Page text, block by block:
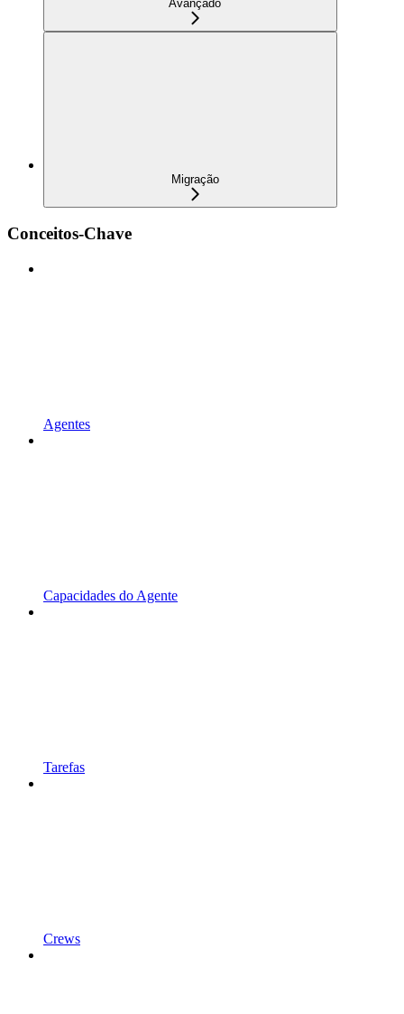
Avançado
Migração
Conceitos-Chave
Agentes
Capacidades do Agente
Tarefas
Crews